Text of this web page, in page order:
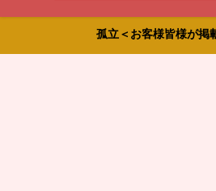
孤立＜お客様皆様が掲